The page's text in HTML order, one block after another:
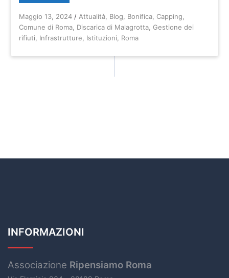
Maggio 13, 2024 / Attualità Blog Bonifica ,Capping
Comune di Roma Discarica di Malagrotta ,Gestione dei
rifiuti
Infrastrutture Istituzioni Roma
INFORMAZIONI
Associazione Ripensiamo Roma